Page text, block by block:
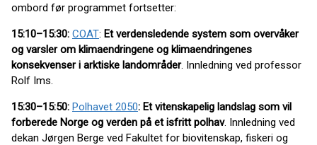
ombord før programmet fortsetter:
15:10–15:30: COAT: Et verdensledende system som overvåker
og varsler om klimaendringene og klimaendringenes
konsekvenser i arktiske landområder. Innledning ved professor
Rolf Ims.
15:30–15:50: Polhavet 2050: Et vitenskapelig landslag som vil
forberede Norge og verden på et isfritt polhav. Innledning ved
dekan Jørgen Berge ved Fakultet for biovitenskap, fiskeri og